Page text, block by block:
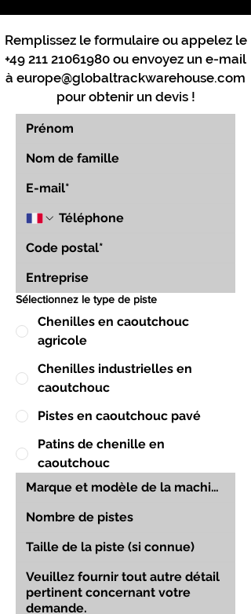
Remplissez le formulaire ou appelez le
+49 211 21061980 ou envoyez un e-mail
à europe@globaltrackwarehouse.com
pour obtenir un devis !
Sélectionnez le type de piste
Chenilles en caoutchouc
agricole
Chenilles industrielles en
caoutchouc
Pistes en caoutchouc pavé
Patins de chenille en
caoutchouc